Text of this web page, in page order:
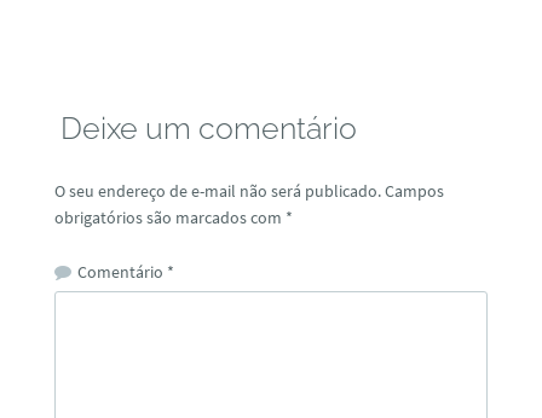
Deixe um comentário
O seu endereço de e-mail não será publicado.Campos
obrigatórios são marcados com *
Comentário *